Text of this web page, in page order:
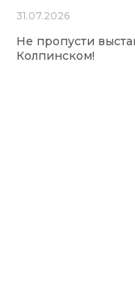
31.07.2026
Не пропусти
Колпинском!